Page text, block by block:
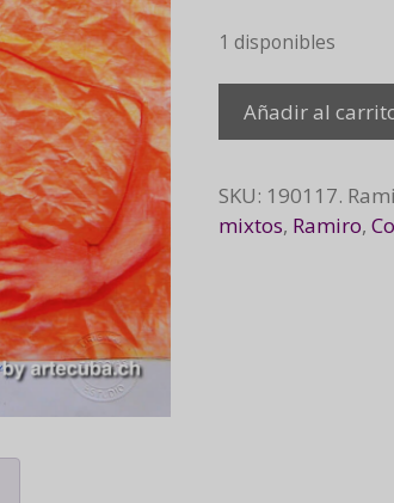
1 disponibles
tuve
batman,
tuve
Añadir al
SKU: 190117.
mixtos, Ramiro,